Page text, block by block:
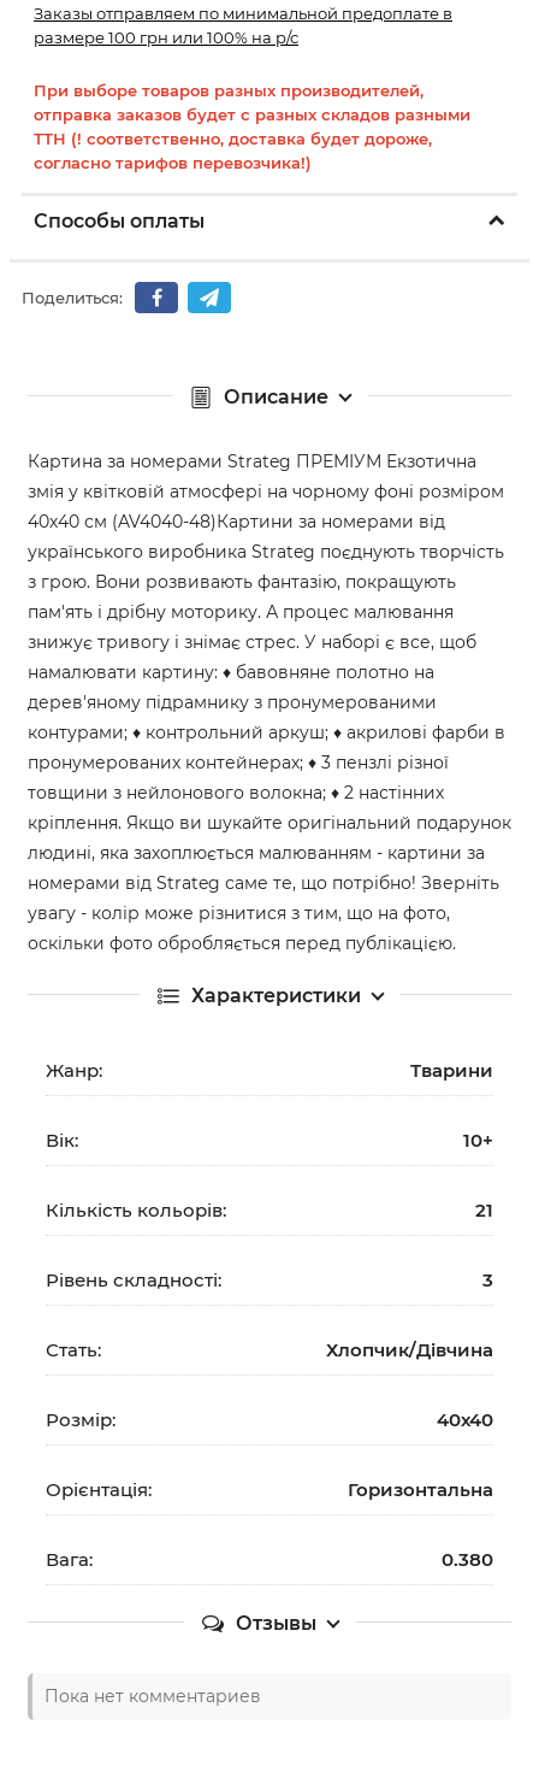
Заказы отправляем по минимальной предоплате в
размере 100 грн или 100% на р/с
При выборе товаров разных производителей,
отправка заказов будет с разных складов разными
ТТН (! соответственно, доставка будет дороже,
согласно тарифов перевозчика!)
Способы оплаты
Поделиться:
Описание
Картина за номерами Strateg ПРЕМІУМ Екзотична
змія у квітковій атмосфері на чорному фоні розміром
40х40 см (AV4040-48)Картини за номерами від
українського виробника Strateg поєднують творчість
з грою. Вони розвивають фантазію, покращують
пам'ять і дрібну моторику. А процес малювання
знижує тривогу і знімає стрес. У наборі є все, щоб
намалювати картину: ♦ бавовняне полотно на
дерев'яному підрамнику з пронумерованими
контурами; ♦ контрольний аркуш; ♦ акрилові фарби в
пронумерованих контейнерах; ♦ 3 пензлі різної
товщини з нейлонового волокна; ♦ 2 настінних
кріплення. Якщо ви шукайте оригінальний подарунок
людині, яка захоплюється малюванням - картини за
номерами від Strateg саме те, що потрібно! Зверніть
увагу - колір може різнитися з тим, що на фото,
оскільки фото обробляється перед публікацією.
Характеристики
Жанр: Тварини
Вік: 10+
Кількість кольорів: 21
Рівень складності: 3
Стать: Хлопчик/Дiвчина
Розмір: 40х40
Орієнтація: Горизонтальна
Вага: 0.380
Отзывы
Пока нет комментариев